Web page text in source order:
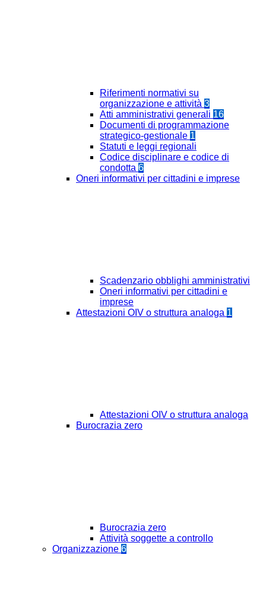
Riferimenti normativi su
organizzazione e attività 3
Atti amministrativi generali 16
Documenti di programmazione
strategico-gestionale 1
Statuti e leggi regionali
Codice disciplinare e codice di
condotta 6
Oneri informativi per cittadini e imprese
Scadenzario obblighi amministrativi
Oneri informativi per cittadini e
imprese
Attestazioni OIV o struttura analoga 1
Attestazioni OIV o struttura analoga
Burocrazia zero
Burocrazia zero
Attività soggette a controllo
Organizzazione 6